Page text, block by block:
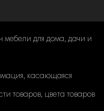
для дома, дачи и
касающаяся
товаров, цвета товаров